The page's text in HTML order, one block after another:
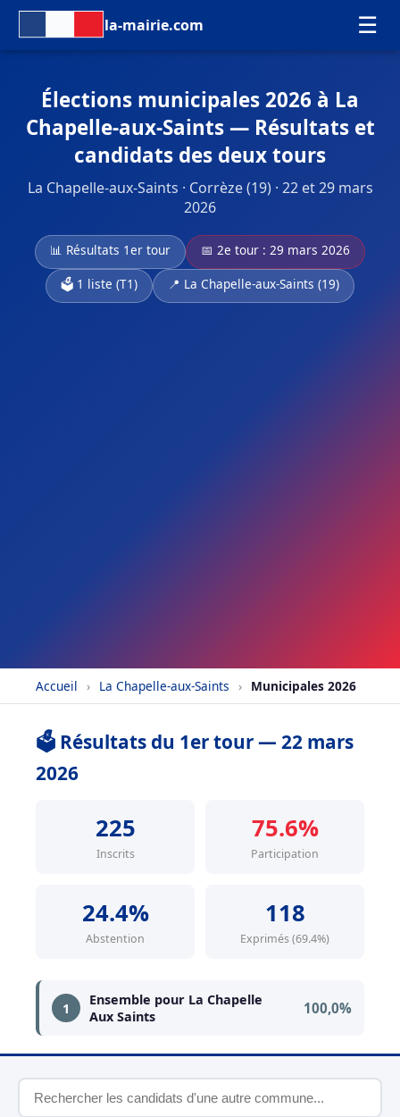
la-mairie.com ☰
Élections municipales 2026 à La
Chapelle-aux-Saints — Résultats et
candidats des deux tours
La Chapelle-aux-Saints · Corrèze (19) · 22 et 29 mars
2026
📊 Résultats 1er tour
📅 2e tour : 29 mars 2026
🗳️ 1 liste (T1)
📍 La Chapelle-aux-Saints (19)
Accueil › La Chapelle-aux-Saints › Municipales 2026
🗳️ Résultats du 1er tour — 22 mars
2026
225
Inscrits
75.6%
Participation
24.4%
Abstention
118
Exprimés (69.4%)
1
Ensemble pour La Chapelle
Aux Saints
100,0%